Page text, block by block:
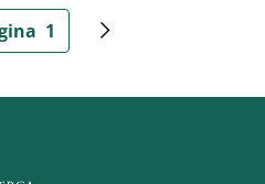
Paginazione
Pagina attuale
1 Pagina successiva